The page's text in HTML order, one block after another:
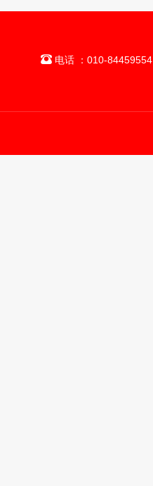
电话 ：010-84459554